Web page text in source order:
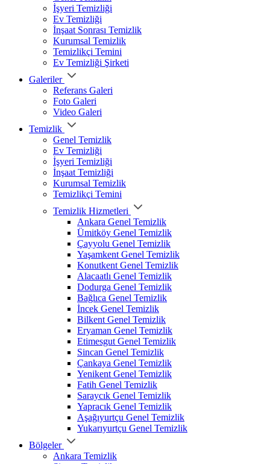
İşyeri Temizliği
Ev Temizliği
İnşaat Sonrası Temizlik
Kurumsal Temizlik
Temizlikçi Temini
Ev Temizliği Şirketi
Galeriler
Referans Galeri
Foto Galeri
Video Galeri
Temizlik
Genel Temizlik
Ev Temizliği
İşyeri Temizliği
İnşaat Temizliği
Kurumsal Temizlik
Temizlikçi Temini
Temizlik Hizmetleri
Ankara Genel Temizlik
Ümitköy Genel Temizlik
Çayyolu Genel Temizlik
Yaşamkent Genel Temizlik
Konutkent Genel Temizlik
Alacaatlı Genel Temizlik
Dodurga Genel Temizlik
Bağlıca Genel Temizlik
İncek Genel Temizlik
Bilkent Genel Temizlik
Eryaman Genel Temizlik
Etimesgut Genel Temizlik
Sincan Genel Temizlik
Çankaya Genel Temizlik
Yenikent Genel Temizlik
Fatih Genel Temizlik
Saraycık Genel Temizlik
Yapracık Genel Temizlik
Aşağıyurtçu Genel Temizlik
Yukarıyurtçu Genel Temizlik
Bölgeler
Ankara Temizlik